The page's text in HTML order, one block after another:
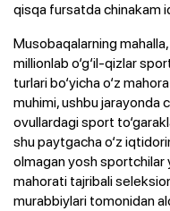
qisqa fursatda chinakam
Musobaqalarning
millionlab o‘g‘il-qizlar
turlari bo‘yicha o‘z
muhimi, ushbu jarayonda
ovullardagi sport
shu paytgacha o‘z
olmagan yosh sportchilar
mahorati tajribali
murabbiylari tomonidan